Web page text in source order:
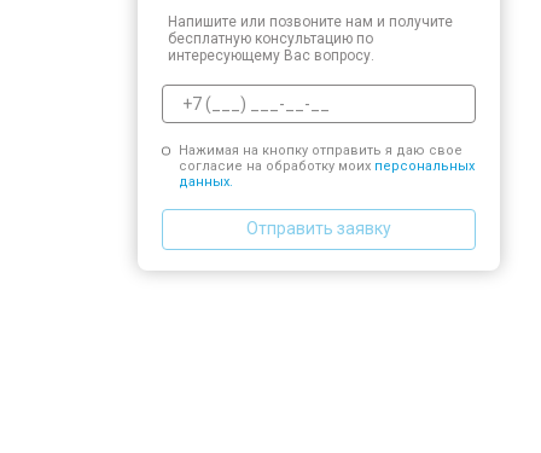
Напишите или позвоните нам и получите
бесплатную консультацию по
интересующему Вас вопросу.
Нажимая на кнопку отправить я даю свое
согласие на обработку моих персональных
данных.
Отправить заявку